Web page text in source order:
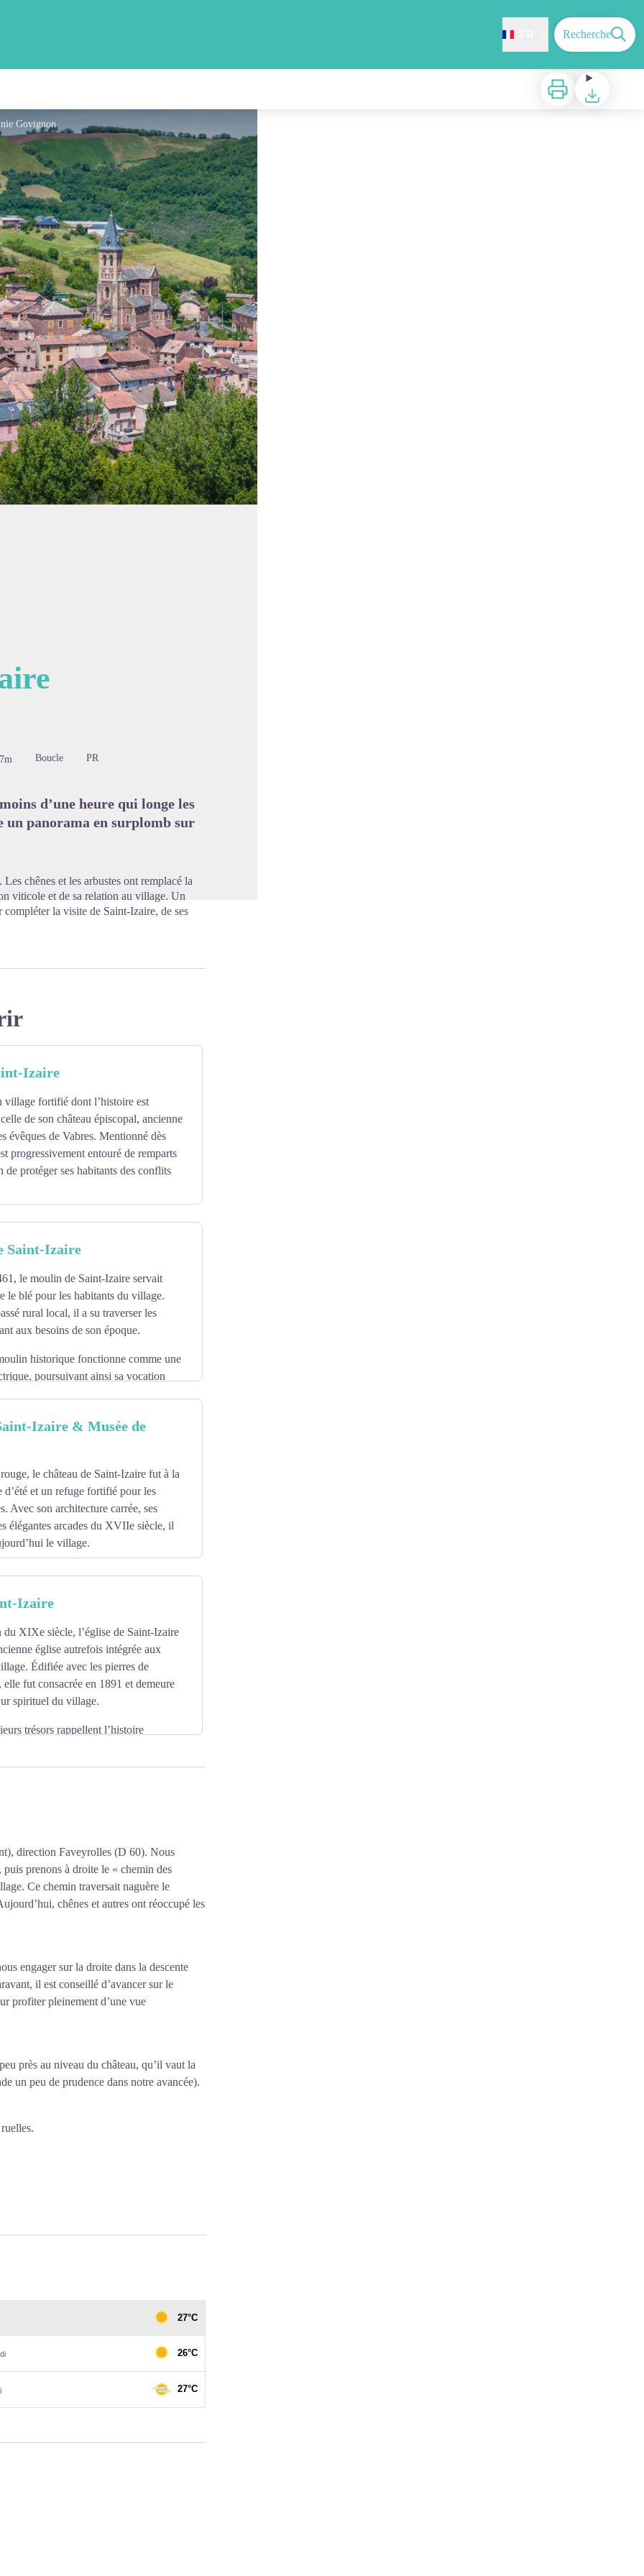
Recherche
Imprimer Télécharger
Govignon
Boucle PR
d’une heure qui longe les
un panorama en surplomb sur
chênes et les arbustes ont remplacé la
viticole et de sa relation au village. Un
la visite de Saint-Izaire, de ses
Izaire
village fortifié dont l’histoire est
de son château épiscopal, ancienne
évêques de Vabres. Mentionné dès
progressivement entouré de remparts
protéger ses habitants des conflits
pour faciliter le passage des
le tracé des rues, ruelles et
Les façades et fenêtres des XVe et
son charme historique.
Saint-Izaire
le moulin de Saint-Izaire servait
le blé pour les habitants du village.
rural local, il a su traverser les
aux besoins de son époque.
historique fonctionne comme une
poursuivant ainsi sa vocation
Izaire & Musée de
le château de Saint-Izaire fut à la
d’été et un refuge fortifié pour les
Avec son architecture carrée, ses
élégantes arcades du XVIIe siècle, il
le village.
reconstitution d’une salle de classe
ludique est également proposé aux
Izaire
XIXe siècle, l’église de Saint-Izaire
église autrefois intégrée aux
Édifiée avec les pierres de
elle fut consacrée en 1891 et demeure
spirituel du village.
trésors rappellent l’histoire
inscription rend hommage à
direction Faveyrolles (D 60). Nous
prenons à droite le « chemin des
Ce chemin traversait naguère le
chênes et autres ont réoccupé les
engager sur la droite dans la descente
il est conseillé d’avancer sur le
profiter pleinement d’une vue
près au niveau du château, qu’il vaut la
un peu de prudence dans notre avancée).